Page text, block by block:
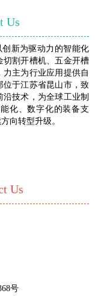
Us
新为驱动力的智能化
切割开槽机、五金开槽
主为行业应用提供自
位于江苏省昆山市，致
技术，为全球工业制
化、数字化的装备支
向转型升级。
Us
号